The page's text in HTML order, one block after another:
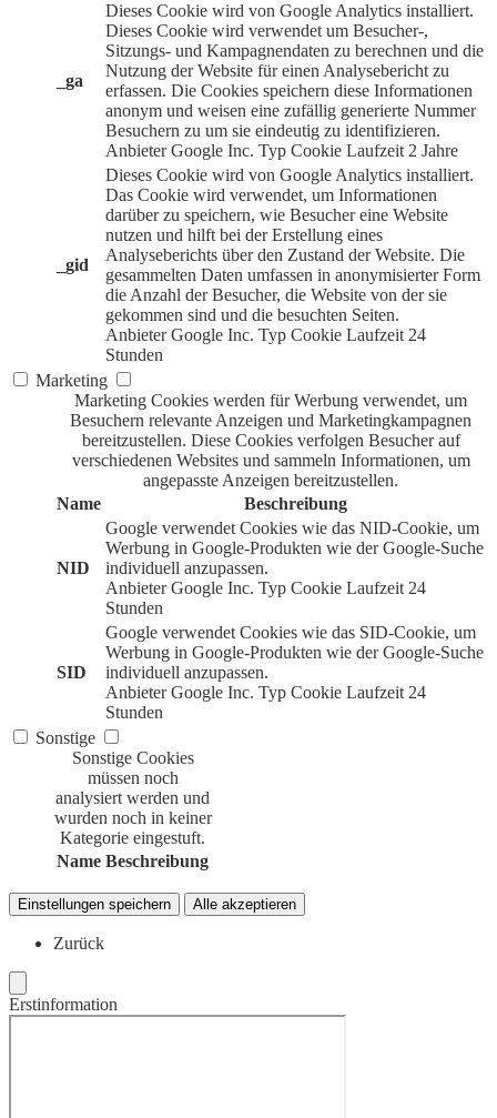
_ga
Dieses Cookie wird von Google Analytics installiert.
Dieses Cookie wird verwendet um Besucher-,
Sitzungs- und Kampagnendaten zu berechnen und die
Nutzung der Website für einen Analysebericht zu
erfassen. Die Cookies speichern diese Informationen
anonym und weisen eine zufällig generierte Nummer
Besuchern zu um sie eindeutig zu identifizieren.
Anbieter Google Inc. Typ Cookie Laufzeit 2 Jahre
_gid
Dieses Cookie wird von Google Analytics installiert.
Das Cookie wird verwendet, um Informationen
darüber zu speichern, wie Besucher eine Website
nutzen und hilft bei der Erstellung eines
Analyseberichts über den Zustand der Website. Die
gesammelten Daten umfassen in anonymisierter Form
die Anzahl der Besucher, die Website von der sie
gekommen sind und die besuchten Seiten.
Anbieter Google Inc. Typ Cookie Laufzeit 24
Stunden
Marketing
Marketing Cookies werden für Werbung verwendet, um
Besuchern relevante Anzeigen und Marketingkampagnen
bereitzustellen. Diese Cookies verfolgen Besucher auf
verschiedenen Websites und sammeln Informationen, um
angepasste Anzeigen bereitzustellen.
Name
Beschreibung
NID
Google verwendet Cookies wie das NID-Cookie, um
Werbung in Google-Produkten wie der Google-Suche
individuell anzupassen.
Anbieter Google Inc. Typ Cookie Laufzeit 24
Stunden
SID
Google verwendet Cookies wie das SID-Cookie, um
Werbung in Google-Produkten wie der Google-Suche
individuell anzupassen.
Anbieter Google Inc. Typ Cookie Laufzeit 24
Stunden
Sonstige
Sonstige Cookies
müssen noch
analysiert werden und
wurden noch in keiner
Kategorie eingestuft.
Name Beschreibung
Einstellungen speichern Alle akzeptieren
Zurück
Erstinformation